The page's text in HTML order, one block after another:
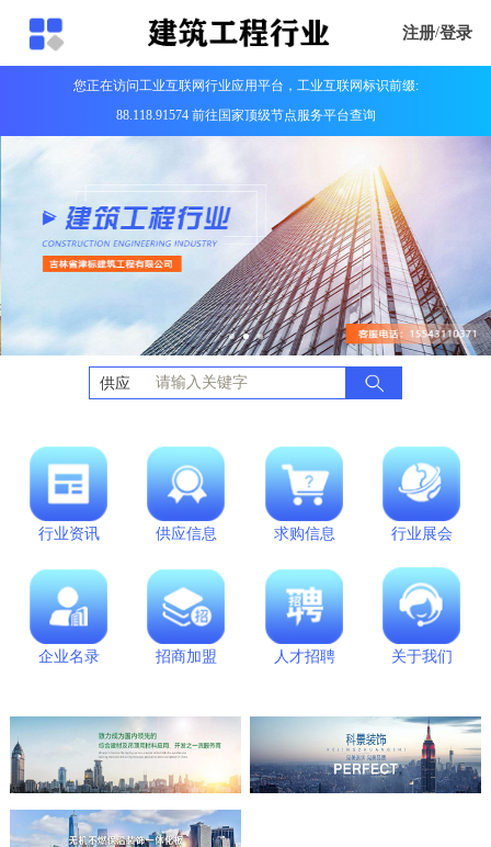
注册/登录
您正在访问工业互联网行业应用平台，工业互联网标识前缀:
88.118.91574 前往国家顶级节点服务平台查询
供应
行业资讯 供应信息 求购信息 行业展会
企业名录 招商加盟 人才招聘 关于我们